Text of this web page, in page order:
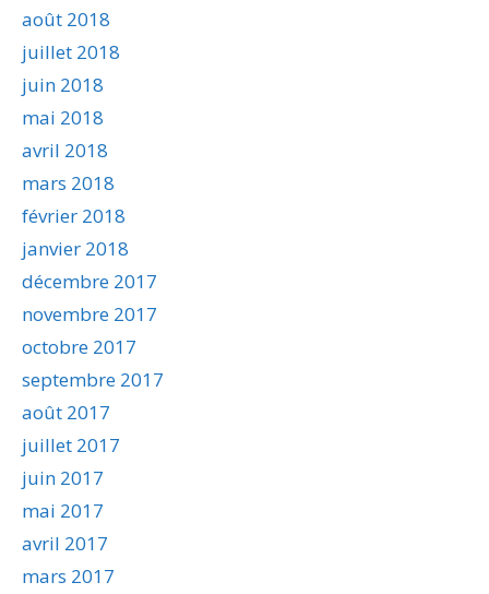
août 2018
juillet 2018
juin 2018
mai 2018
avril 2018
mars 2018
février 2018
janvier 2018
décembre 2017
novembre 2017
octobre 2017
septembre 2017
août 2017
juillet 2017
juin 2017
mai 2017
avril 2017
mars 2017